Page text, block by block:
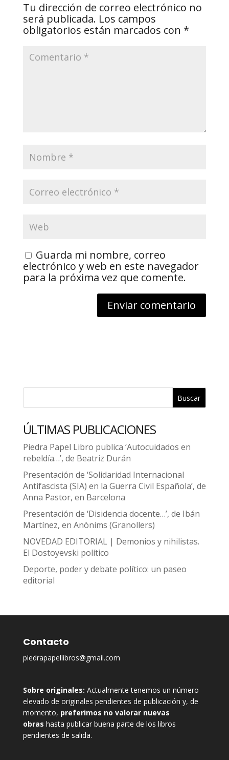
Tu dirección de correo electrónico no
será publicada. Los campos
obligatorios están marcados con *
Guarda mi nombre, correo
electrónico y web en este navegador
para la próxima vez que comente.
Buscar
ÚLTIMAS PUBLICACIONES
Piedra Papel Libro publica ‘Autocuidados en
rebeldía…’, de Beatriz Durán
Presentación de ‘Solidaridad Internacional
Antifascista (SIA) en la Guerra Civil Española’, de
Anna Pastor, en Barcelona
Presentación de ‘Disidencia docente…’, de Ibán
Martínez, en Anònims (Granollers)
NOVEDAD EDITORIAL | Demonios y nihilistas.
El Dostoyevski político
Deporte, poder y debate político: un paseo
editorial
Contacto
piedrapapellibros@gmail.com
Sobre originales: Actualmente tenemos un número
elevado de originales pendientes de publicación y, de
momento, preferimos no valorar nuevas
obras hasta publicar buena parte de los libros
pendientes de salida.